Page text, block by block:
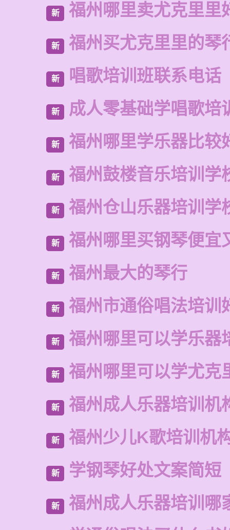
新 福州哪里卖尤克里里
新 福州买尤克里里的琴
新 唱歌培训班联系电话
新 成人零基础学唱歌培
新 福州哪里学乐器比较
新 福州鼓楼音乐培训学
新 福州仓山乐器培训学
新 福州哪里买钢琴便宜
新 福州最大的琴行
新 福州市通俗唱法培训
新 福州哪里可以学乐器
新 福州哪里可以学尤克
新 福州成人乐器培训机
新 福州少儿K歌培训机
新 学钢琴好处文案简短
新
福州成人乐器培训哪